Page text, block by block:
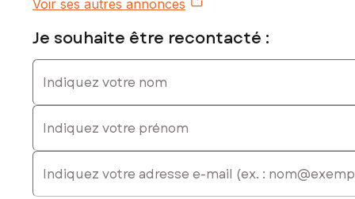
Voir ses autres annonces
Je souhaite être recontacté :
Indiquez votre nom
Indiquez votre prénom
E-mail